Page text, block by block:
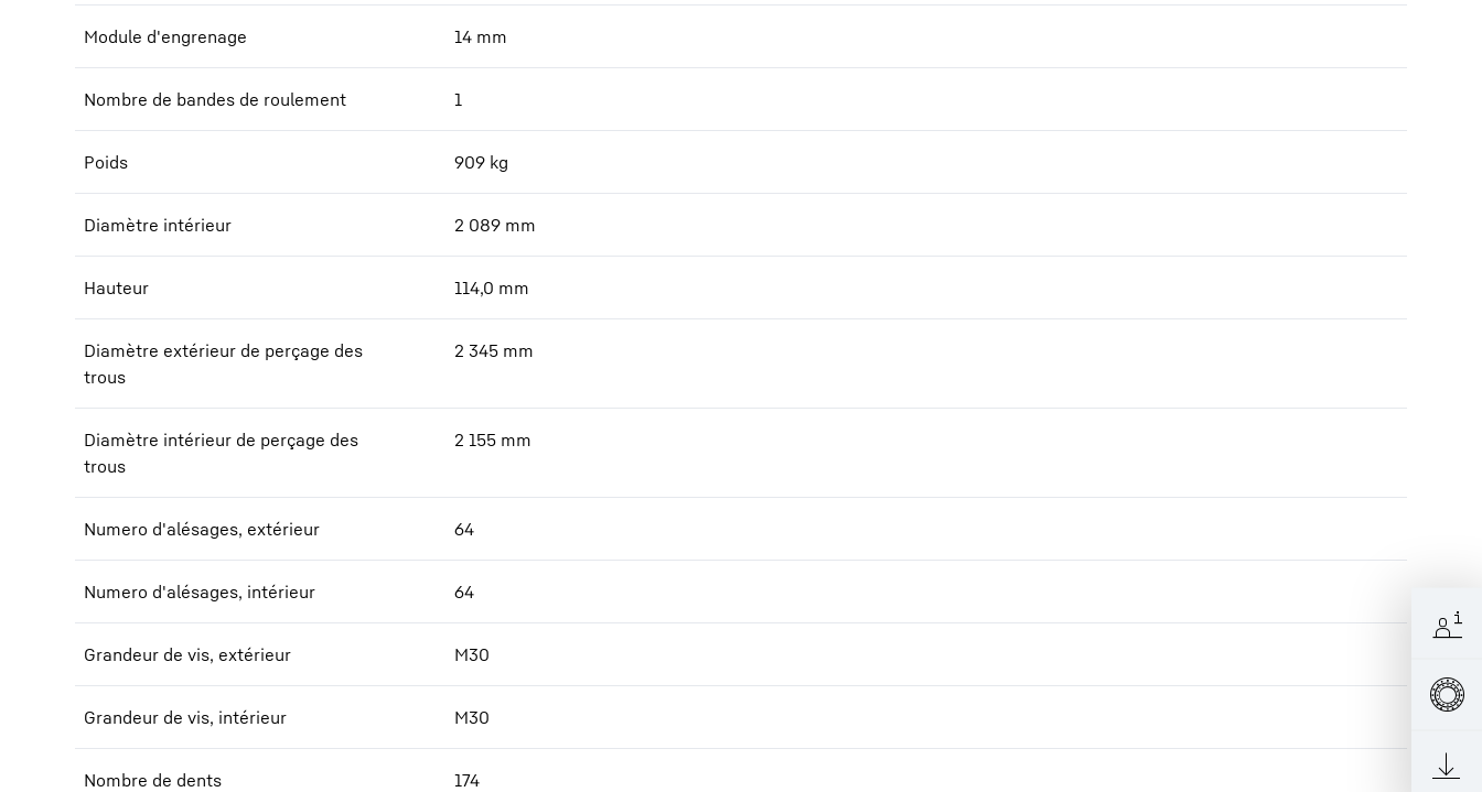
Module d'engrenage 14 mm
Nombre de bandes de roulement 1
Poids 909 kg
Diamètre intérieur 2 089 mm
Hauteur 114,0 mm
Diamètre extérieur de perçage des
trous
2 345 mm
Diamètre intérieur de perçage des
trous
2 155 mm
Numero d'alésages, extérieur 64
Numero d'alésages, intérieur 64
Grandeur de vis, extérieur M30
Grandeur de vis, intérieur M30
Nombre de dents 174